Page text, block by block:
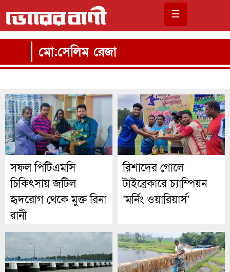
☰
মো:সেলিম রেজা
সফল পিটিএমসি
চিকিৎসায় জটিল
হৃদরোগ থেকে মুক্ত রিনা
রানী
রিশাদের গোলে
টাইব্রেকারে চ্যাম্পিয়ন
‘মর্নিং ওয়ারিয়ার্স’